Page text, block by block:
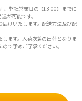
、弊社営業日の【13:00】までに
が可能です。
けいたします。配送方法及び配
ます。入荷次第の出荷となりま
で予めご了承ください。